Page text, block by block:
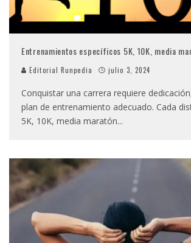
Entrenamientos específicos 5K, 10K, media
Editorial Runpedia julio 3, 2024
Conquistar una carrera requiere
plan de entrenamiento adecuado. Cada
5K, 10K, media maratón...